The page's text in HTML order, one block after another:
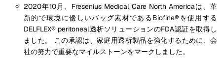
2020年10月、Fresenius Medical Care North Americaは、革
新的で環境に優しいバッグ素材であるBiofine®を使用する
DELFLEX® peritoneal透析ソリューションのFDA認証を取得し
ました。 この承認は、家庭用透析製品を強化するために、会
社の努力で重要なマイルストーンをマークしました。